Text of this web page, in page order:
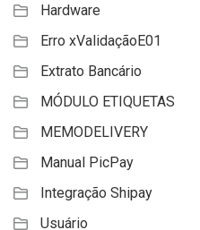
Hardware
Erro xValidaçãoE01
Extrato Bancário
MÓDULO ETIQUETAS
MEMODELIVERY
Manual PicPay
Integração Shipay
Usuário